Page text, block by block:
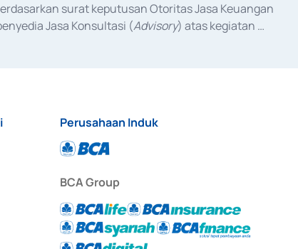
surat keputusan Otoritas Jasa Keuangan
Jasa Konsultasi (Advisory) atas kegiatan
Perusahaan Induk
BCA Group